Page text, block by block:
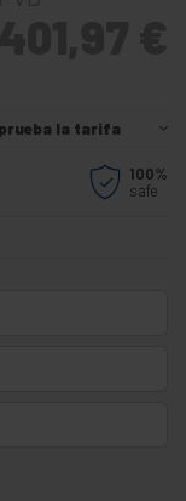
la tarifa
100%
safe